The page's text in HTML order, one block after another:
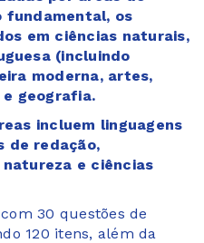
fundamental, os
em ciências naturais,
(incluindo
moderna, artes,
geografia.
incluem linguagens
de redação,
e ciências
30 questões de
120 itens, além da